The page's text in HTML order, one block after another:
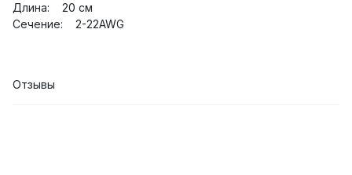
Длина: 20 см
Сечение: 2-22AWG
Отзывы